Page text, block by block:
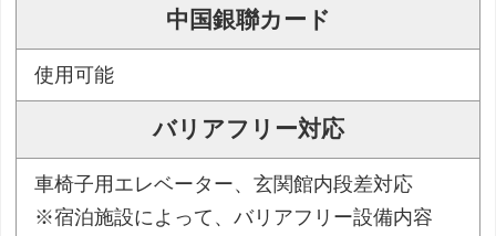
中国銀聯カード
使用可能
バリアフリー対応
車椅子用エレベーター、玄関館内段差対応
※宿泊施設によって、バリアフリー設備内容